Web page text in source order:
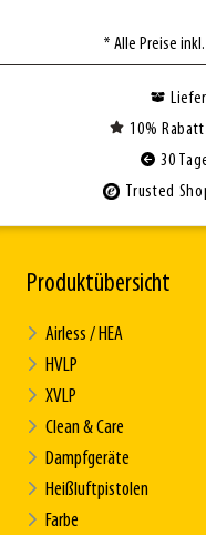
* Alle Preise
10%
30
Trusted
Produktübersicht
Airless / HEA
HVLP
XVLP
Clean & Care
Dampfgeräte
Heißluftpistolen
Farbe